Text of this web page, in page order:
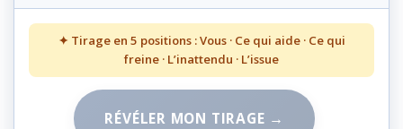
✦ Tirage en 5 positions : Vous · Ce qui aide · Ce qui
freine · L’inattendu · L’issue
RÉVÉLER MON TIRAGE →